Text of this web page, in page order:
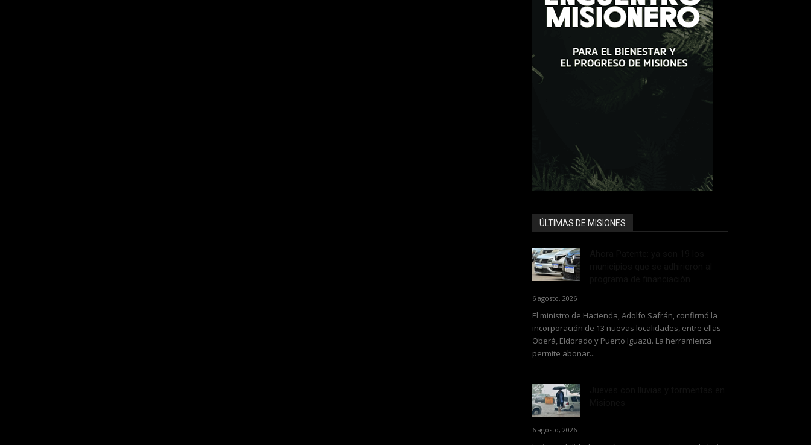
ÚLTIMAS DE MISIONES
6 agosto, 2026
El ministro de Hacienda, Adolfo Safrán, confirmó la
incorporación de 13 nuevas localidades, entre ellas
Oberá, Eldorado y Puerto Iguazú. La herramienta
permite abonar...
6 agosto, 2026